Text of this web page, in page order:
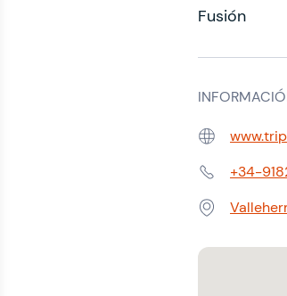
Fusión
Web:
Teléfono:
+34-
Dirección: